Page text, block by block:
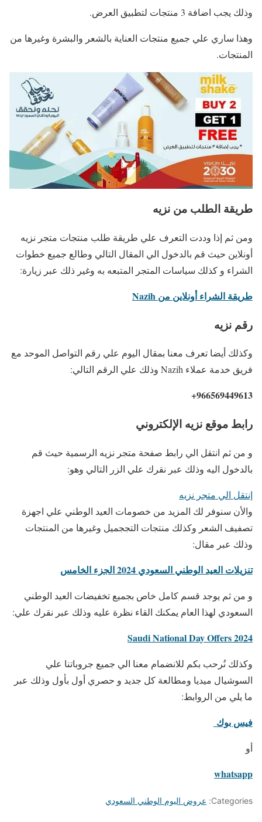
وذلك يجب اضافة 3 منتجات لتطبيق العرض.
وهذا ساري علي جميع منتجات العناية بالشعر والبشرة وغيرها من
المنتجات.
طريقة الطلب من نزيه
ومن ثم إذا وددت التعرف علي طريقة طلب منتجات متجر نزيه
أونلاين حيث قم بالدخول الي المقال التالي وطالع جميع خطوات
الشراء و كذلك سياسات المتجر المتبعه به وغير ذلك عبر زيارة:
طريقة الشراء أونلاين من Nazih
رقم نزيه
وكذلك أيضا تعرف معنا بمقال اليوم علي رقم التواصل الموحد مع
فريق خدمة عملاء Nazih وذلك علي الرقم التالي:
966569449613+
رابط موقع نزيه الإلكتروني
و من ثم انتقل الي رابط صفحة متجر نزيه الرسمية حيث قم
بالدخول اليه وذلك عبر نقرك علي الزر التالي وهو:
إنتقل الي متجر نزيه
والأن سنوفر لك المزيد من خصومات العيد الوطني علي اجهزة
تصفيف الشعر وكذلك منتجات التججميل وغيرها من المنتجات
وذلك عبر مقال:
تنزيلات العيد الوطني السعودي 2024 الجزء الخامس
و من ثم يوجد قسم كامل خاص بجميع تخفيضات العيد الوطني
السعودي لهذا العام يمكنك القاء نظرة عليه وذلك عبر نقرك علي:
Saudi National Day Offers 2024
وكذلك نُرحب بكم للانضمام معنا الي جميع جروباتنا علي
السوشيال ميديا ومطالعة كل جديد و حصري أول بأول وذلك عبر
ما يلي من الروابط:
فيس بوك
أو
whatsapp
Categories: عروض اليوم الوطني السعودي